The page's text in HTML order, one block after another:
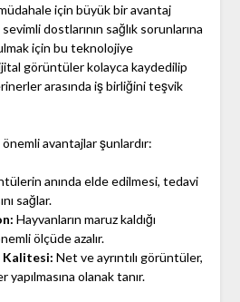
için büyük bir avantaj
dostlarının sağlık sorunlarına
için bu teknolojiye
görüntüler kolayca kaydedilip
arasında iş birliğini teşvik
avantajlar şunlardır:
anında elde edilmesi, tedavi
sağlar.
Hayvanların maruz kaldığı
ölçüde azalır.
Kalitesi: Net ve ayrıntılı görüntüler,
olanak tanır.